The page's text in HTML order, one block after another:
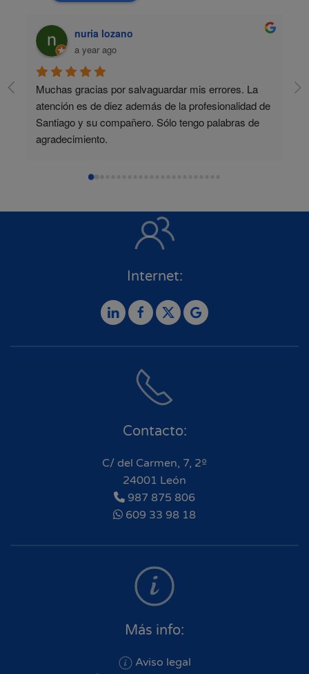
nuria lozano
a year ago
Muchas gracias por salvaguardar mis errores. La
atención es de diez además de la profesionalidad de
Santiago y su compañero. Sólo tengo palabras de
agradecimiento.
Internet:
Contacto:
C/ del Carmen, 7, 2º
24001 León
987 875 806
609 33 98 18
Más info:
Aviso legal